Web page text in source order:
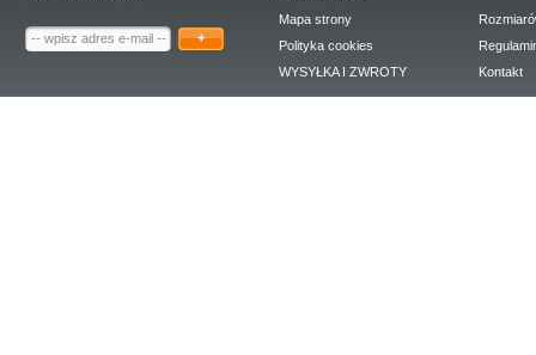
+
Mapa strony
Polityka cookies
WYSYŁKA I ZWROTY
Kontakt